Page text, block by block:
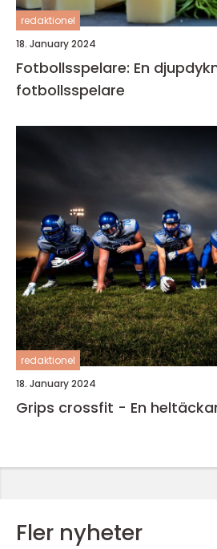
redaktionel
18. January 2024
Fotbollsspelare: En
fotbollsspelare
redaktionel
18. January 2024
Grips crossfit - En
Fler nyheter